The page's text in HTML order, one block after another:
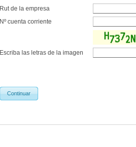
Rut de la empresa
Nº cuenta corriente
Escriba las letras de la imagen
Continuar